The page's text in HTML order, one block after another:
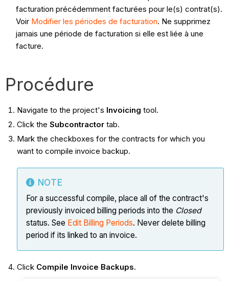
facturation précédemment facturées pour le(s) contrat(s).
Voir Modifier les périodes de facturation. Ne supprimez
jamais une période de facturation si elle est liée à une
facture.
Procédure
Navigate to the project's Invoicing tool.
Click the Subcontractortab.
Mark the checkboxes for the contracts for which you
want to compile invoice backup.
NOTE
For a successful compile, place all of the contract's
previously invoiced billing periods into the Closed
status. See Edit Billing Periods. Never delete billing
period if its linked to an invoice.
Click Compile Invoice Backups.